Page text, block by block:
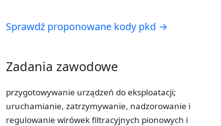
Sprawdź proponowane kody pkd →
Zadania zawodowe
przygotowywanie urządzeń do eksploatacji;
uruchamianie, zatrzymywanie, nadzorowanie i
regulowanie wirówek filtracyjnych pionowych i